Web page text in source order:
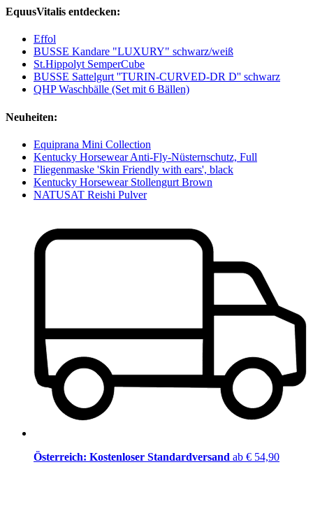
EquusVitalis entdecken:
Effol
BUSSE Kandare "LUXURY" schwarz/weiß
St.Hippolyt SemperCube
BUSSE Sattelgurt ''TURIN-CURVED-DR D'' schwarz
QHP Waschbälle (Set mit 6 Bällen)
Neuheiten:
Equiprana Mini Collection
Kentucky Horsewear Anti-Fly-Nüsternschutz, Full
Fliegenmaske 'Skin Friendly with ears', black
Kentucky Horsewear Stollengurt Brown
NATUSAT Reishi Pulver
Österreich: Kostenloser Standardversand ab € 54,90